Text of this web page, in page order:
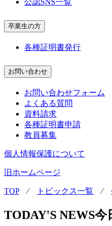
公認SNS一覧
卒業生の方
各種証明書発行
お問い合わせ
お問い合わせフォーム
よくある質問
資料請求
各種証明書申請
教員募集
個人情報保護について
旧ホームページ
TOP⁄ トピックス一覧 ⁄
TODAY'S NEWS今